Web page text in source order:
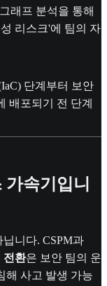
래프 분석을 통해
리스크'에 팀의 자
단계부터 보안
배포되기 전 단계
속기입니
니다. CSPM과
전환은 보안 팀의 운
해 사고 발생 가능